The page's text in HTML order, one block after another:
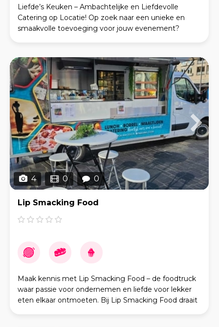
Liefde’s Keuken – Ambachtelijke en Liefdevolle
Catering op Locatie! Op zoek naar een unieke en
smaakvolle toevoeging voor jouw evenement?
4 0 0
Lip Smacking Food
Maak kennis met Lip Smacking Food – de foodtruck
waar passie voor ondernemen en liefde voor lekker
eten elkaar ontmoeten. Bij Lip Smacking Food draait